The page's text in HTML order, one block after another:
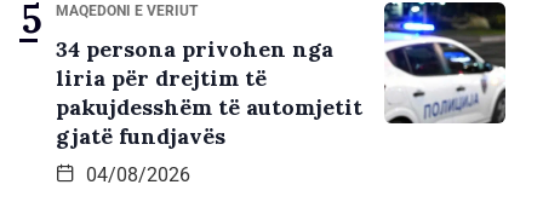
MAQEDONI E VERIUT
34 persona privohen nga
liria për drejtim të
pakujdesshëm të automjetit
gjatë fundjavës
04/08/2026